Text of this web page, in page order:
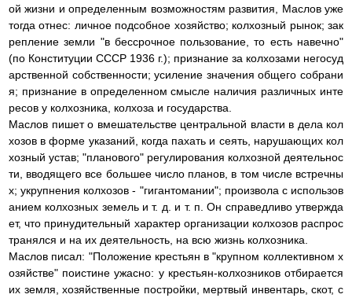
ой жизни и определенным возможностям развития, Маслов уже
тогда отнес: личное подсобное хозяйство; колхозный рынок; зак
репление земли "в бессрочное пользование, то есть навечно"
(по Конституции СССР 1936 г.); признание за колхозами негосуд
арственной собственности; усиление значения общего собрани
я; признание в определенном смысле наличия различных инте
ресов у колхозника, колхоза и государства.
Маслов пишет о вмешательстве центральной власти в дела кол
хозов в форме указаний, когда пахать и сеять, нарушающих кол
хозный устав; "планового" регулирования колхозной деятельнос
ти, вводящего все большее число планов, в том числе встречны
х; укрупнения колхозов - "гигантомании"; произвола с использов
анием колхозных земель и т. д. и т. п. Он справедливо утвержда
ет, что принудительный характер организации колхозов распрос
транялся и на их деятельность, на всю жизнь колхозника.
Маслов писал: "Положение крестьян в "крупном коллективном х
озяйстве" поистине ужасно: у крестьян-колхозников отбирается
их земля, хозяйственные постройки, мертвый инвентарь, скот, с